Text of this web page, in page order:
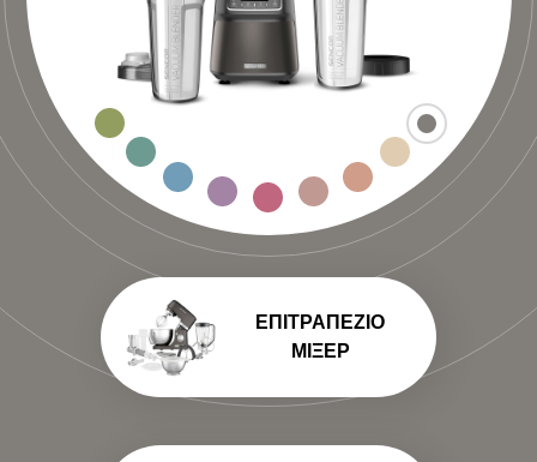
ΕΠΙΤΡΑΠΈΖΙΟ
ΜΊΞΕΡ